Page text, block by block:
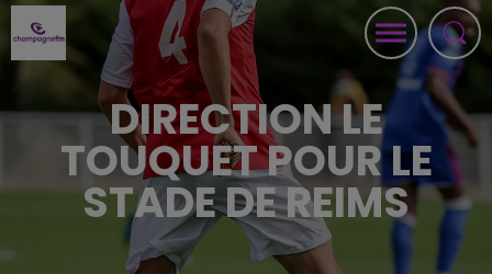
DIRECTION LE
TOUQUET POUR LE
STADE DE REIMS